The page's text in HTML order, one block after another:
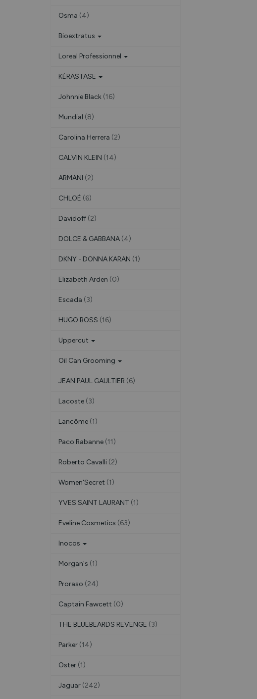
Osma (4)
Bioextratus
Loreal Professionnel
KÉRASTASE
Johnnie Black (16)
Mundial (8)
Carolina Herrera (2)
CALVIN KLEIN (14)
ARMANI (2)
CHLOÉ (6)
Davidoff (2)
DOLCE & GABBANA (4)
DKNY - DONNA KARAN (1)
Elizabeth Arden (0)
Escada (3)
HUGO BOSS (16)
Uppercut
Oil Can Grooming
JEAN PAUL GAULTIER (6)
Lacoste (3)
Lancôme (1)
Paco Rabanne (11)
Roberto Cavalli (2)
Women'Secret (1)
YVES SAINT LAURANT (1)
Eveline Cosmetics (63)
Inocos
Morgan's (1)
Proraso (24)
Captain Fawcett (0)
THE BLUEBEARDS REVENGE (3)
Parker (14)
Oster (1)
Jaguar (242)